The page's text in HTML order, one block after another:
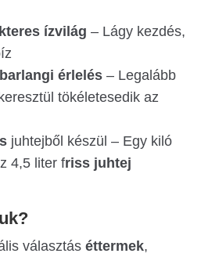
ízvilág – Lágy kezdés,
érlelés– Legalább
tökéletesedik az
juhtejből készül – Egy kiló
4,5 liter friss juhtej
választás éttermek,